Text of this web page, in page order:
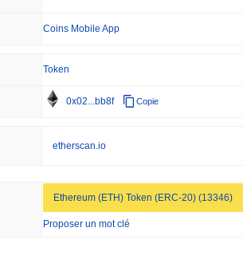
Coins Mobile App
Token
0x02...bb8f Copie
etherscan.io
Ethereum (ETH) Token (ERC-20) (13346)
Proposer un mot clé